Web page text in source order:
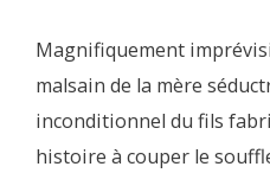
Magnifiquement
malsain de la mère
inconditionnel du fils
histoire à couper le